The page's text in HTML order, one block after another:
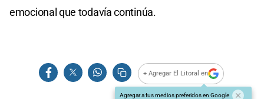
emocional que todavía continúa.
+ Agregar El Litoral en
Agregar a tus medios preferidos en Google